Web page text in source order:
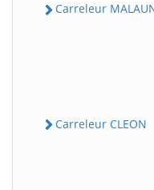
Carreleur
Carreleur CLEON